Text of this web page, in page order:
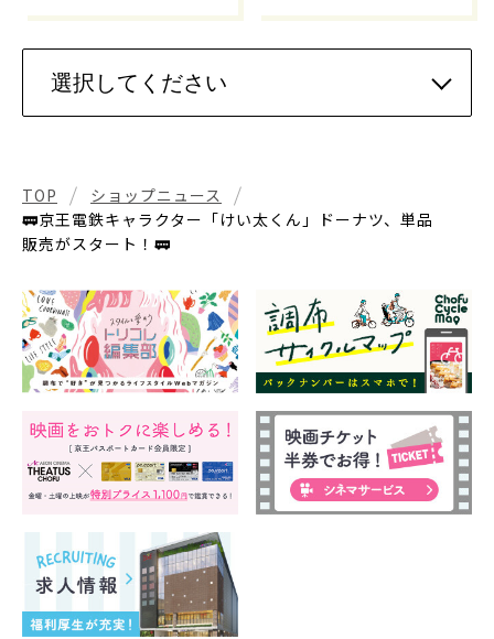
TOP
ショップニュース
🚃京王電鉄キャラクター「けい太くん」ドーナツ、単品
販売がスタート！🚃